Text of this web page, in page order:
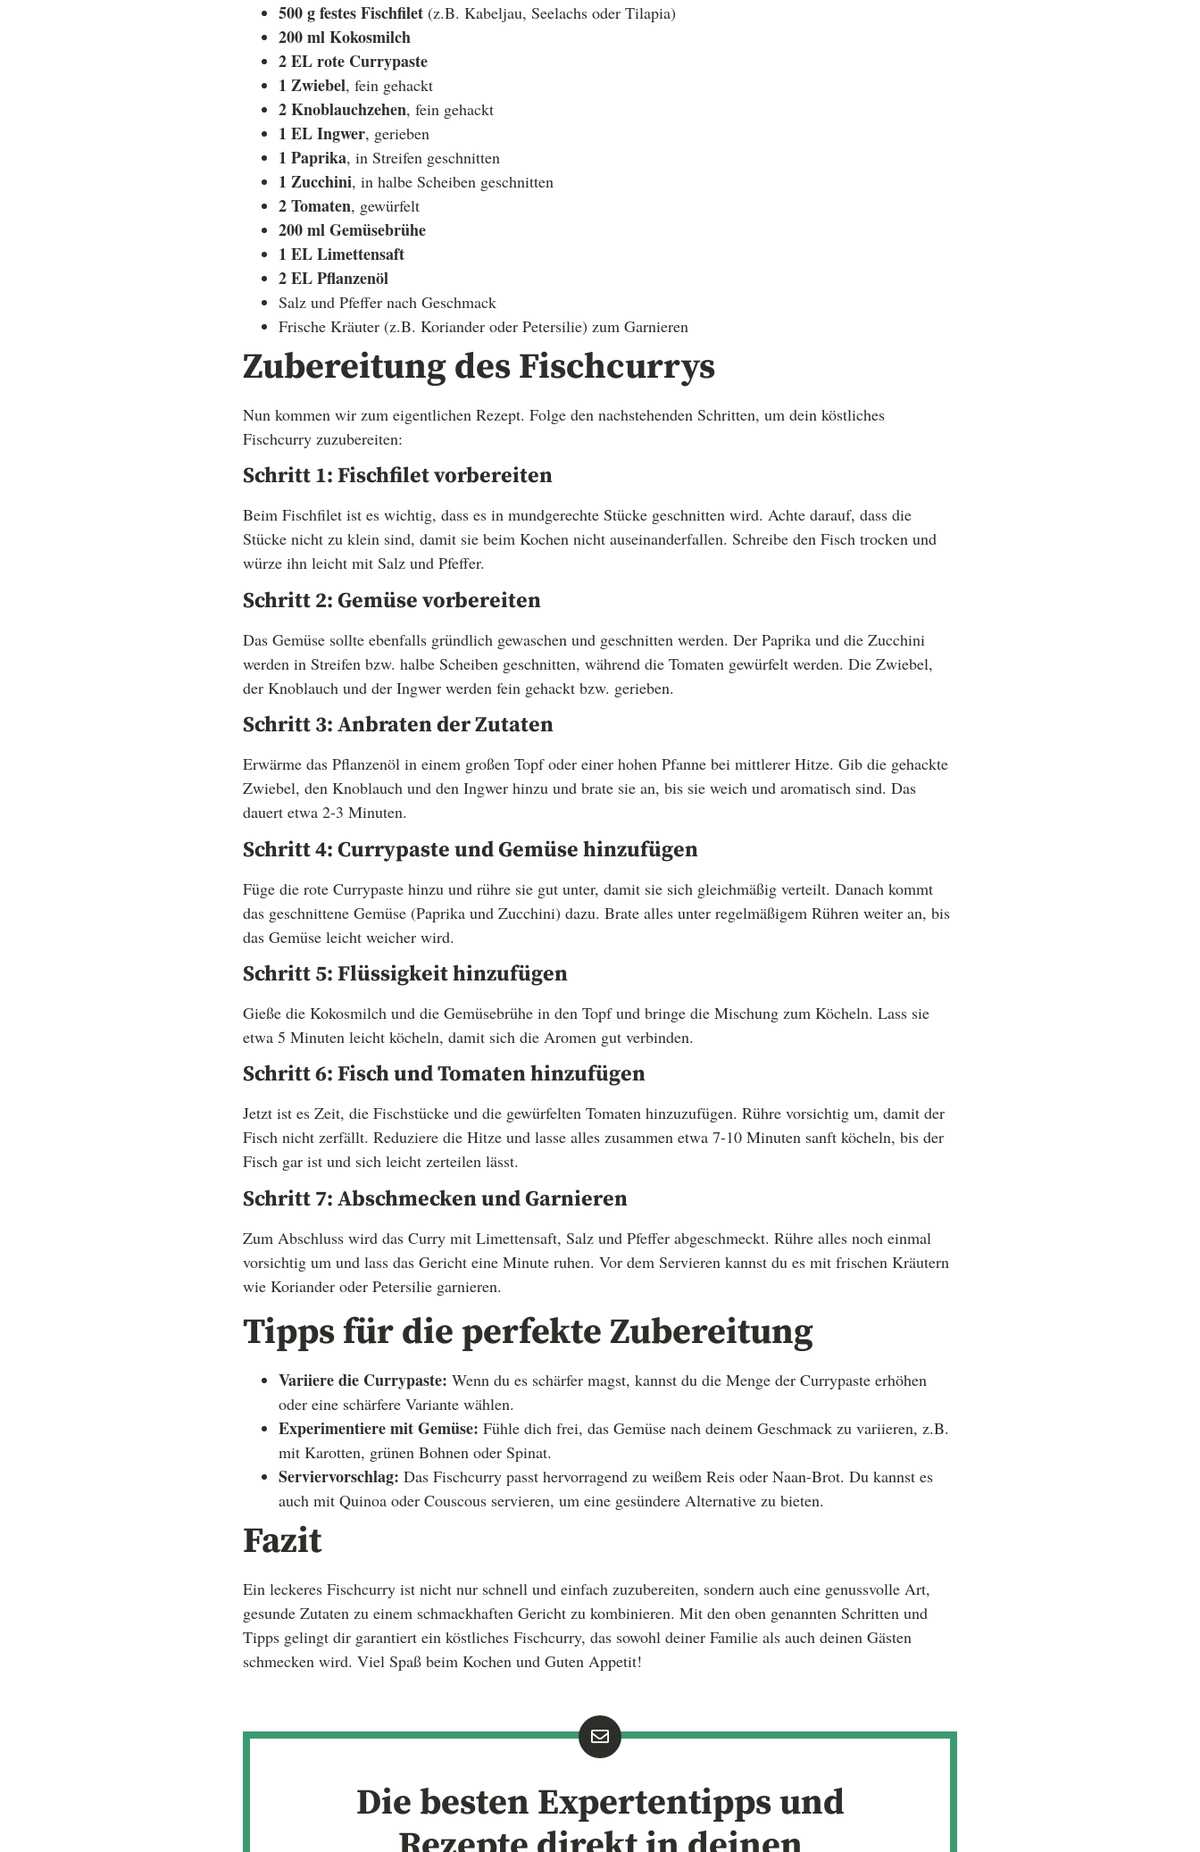
500 g festes Fischfilet (z.B. Kabeljau, Seelachs oder Tilapia)
200 ml Kokosmilch
2 EL rote Currypaste
1 Zwiebel, fein gehackt
2 Knoblauchzehen, fein gehackt
1 EL Ingwer, gerieben
1 Paprika, in Streifen geschnitten
1 Zucchini, in halbe Scheiben geschnitten
2 Tomaten, gewürfelt
200 ml Gemüsebrühe
1 EL Limettensaft
2 EL Pflanzenöl
Salz und Pfeffer nach Geschmack
Frische Kräuter (z.B. Koriander oder Petersilie) zum Garnieren
Zubereitung des Fischcurrys
Nun kommen wir zum eigentlichen Rezept. Folge den nachstehenden Schritten, um dein köstliches
Fischcurry zuzubereiten:
Schritt 1: Fischfilet vorbereiten
Beim Fischfilet ist es wichtig, dass es in mundgerechte Stücke geschnitten wird. Achte darauf, dass die
Stücke nicht zu klein sind, damit sie beim Kochen nicht auseinanderfallen. Schreibe den Fisch trocken und
würze ihn leicht mit Salz und Pfeffer.
Schritt 2: Gemüse vorbereiten
Das Gemüse sollte ebenfalls gründlich gewaschen und geschnitten werden. Der Paprika und die Zucchini
werden in Streifen bzw. halbe Scheiben geschnitten, während die Tomaten gewürfelt werden. Die Zwiebel,
der Knoblauch und der Ingwer werden fein gehackt bzw. gerieben.
Schritt 3: Anbraten der Zutaten
Erwärme das Pflanzenöl in einem großen Topf oder einer hohen Pfanne bei mittlerer Hitze. Gib die gehackte
Zwiebel, den Knoblauch und den Ingwer hinzu und brate sie an, bis sie weich und aromatisch sind. Das
dauert etwa 2-3 Minuten.
Schritt 4: Currypaste und Gemüse hinzufügen
Füge die rote Currypaste hinzu und rühre sie gut unter, damit sie sich gleichmäßig verteilt. Danach kommt
das geschnittene Gemüse (Paprika und Zucchini) dazu. Brate alles unter regelmäßigem Rühren weiter an, bis
das Gemüse leicht weicher wird.
Schritt 5: Flüssigkeit hinzufügen
Gieße die Kokosmilch und die Gemüsebrühe in den Topf und bringe die Mischung zum Köcheln. Lass sie
etwa 5 Minuten leicht köcheln, damit sich die Aromen gut verbinden.
Schritt 6: Fisch und Tomaten hinzufügen
Jetzt ist es Zeit, die Fischstücke und die gewürfelten Tomaten hinzuzufügen. Rühre vorsichtig um, damit der
Fisch nicht zerfällt. Reduziere die Hitze und lasse alles zusammen etwa 7-10 Minuten sanft köcheln, bis der
Fisch gar ist und sich leicht zerteilen lässt.
Schritt 7: Abschmecken und Garnieren
Zum Abschluss wird das Curry mit Limettensaft, Salz und Pfeffer abgeschmeckt. Rühre alles noch einmal
vorsichtig um und lass das Gericht eine Minute ruhen. Vor dem Servieren kannst du es mit frischen Kräutern
wie Koriander oder Petersilie garnieren.
Tipps für die perfekte Zubereitung
Variiere die Currypaste: Wenn du es schärfer magst, kannst du die Menge der Currypaste erhöhen
oder eine schärfere Variante wählen.
Experimentiere mit Gemüse: Fühle dich frei, das Gemüse nach deinem Geschmack zu variieren, z.B.
mit Karotten, grünen Bohnen oder Spinat.
Serviervorschlag: Das Fischcurry passt hervorragend zu weißem Reis oder Naan-Brot. Du kannst es
auch mit Quinoa oder Couscous servieren, um eine gesündere Alternative zu bieten.
Fazit
Ein leckeres Fischcurry ist nicht nur schnell und einfach zuzubereiten, sondern auch eine genussvolle Art,
gesunde Zutaten zu einem schmackhaften Gericht zu kombinieren. Mit den oben genannten Schritten und
Tipps gelingt dir garantiert ein köstliches Fischcurry, das sowohl deiner Familie als auch deinen Gästen
schmecken wird. Viel Spaß beim Kochen und Guten Appetit!
Die besten Expertentipps und